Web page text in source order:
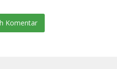
Komentar